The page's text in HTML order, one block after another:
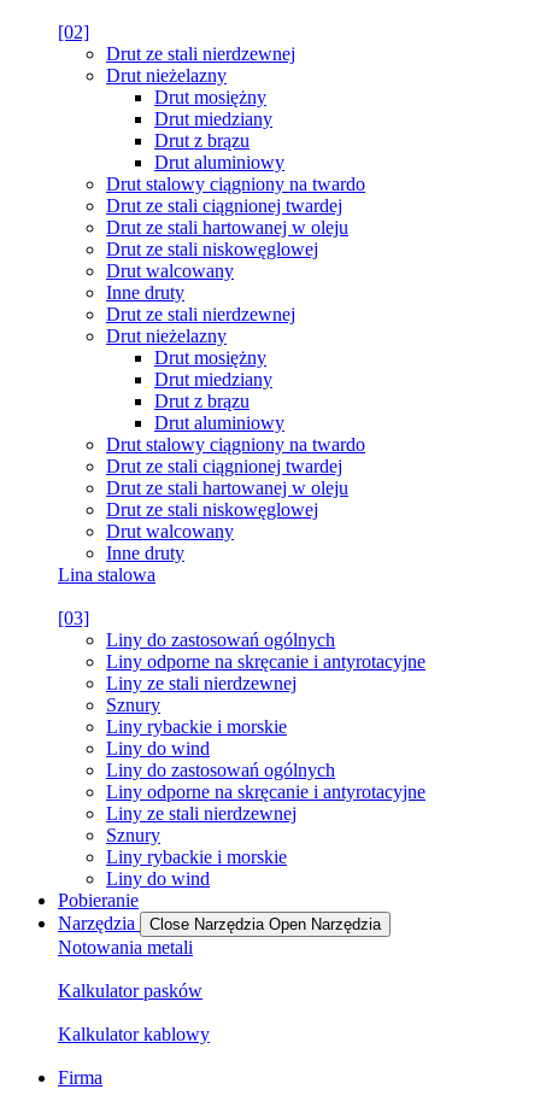
[02]
Drut ze stali nierdzewnej
Drut nieżelazny
Drut mosiężny
Drut miedziany
Drut z brązu
Drut aluminiowy
Drut stalowy ciągniony na twardo
Drut ze stali ciągnionej twardej
Drut ze stali hartowanej w oleju
Drut ze stali niskowęglowej
Drut walcowany
Inne druty
Drut ze stali nierdzewnej
Drut nieżelazny
Drut mosiężny
Drut miedziany
Drut z brązu
Drut aluminiowy
Drut stalowy ciągniony na twardo
Drut ze stali ciągnionej twardej
Drut ze stali hartowanej w oleju
Drut ze stali niskowęglowej
Drut walcowany
Inne druty
Lina stalowa
[03]
Liny do zastosowań ogólnych
Liny odporne na skręcanie i antyrotacyjne
Liny ze stali nierdzewnej
Sznury
Liny rybackie i morskie
Liny do wind
Liny do zastosowań ogólnych
Liny odporne na skręcanie i antyrotacyjne
Liny ze stali nierdzewnej
Sznury
Liny rybackie i morskie
Liny do wind
Pobieranie
Narzędzia
Close Narzędzia Open Narzędzia
Notowania metali
Kalkulator pasków
Kalkulator kablowy
Firma